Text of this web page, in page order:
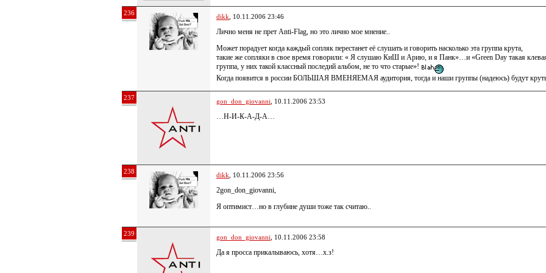
236 dikk , 10.11.2006 23:46
Лично меня не прет Anti-Flag, но это лично мое мнение..
Может порадует когда каждый сопляк перестанет её слушать и говорить насколько эта группа крута,
такие же сопляки в свое время говорили: « Я слушаю КиШ и Арию, и я Панк»…и «Green Day такая
группа, у них такой классный последий альбом, не то что старые»!
Когда появится в россии БОЛЬШАЯ ВМЕНЯЕМАЯ аудитория, тогда и наши группы (надеюсь) будут
237 gon_don_giovanni , 10.11.2006 23:53
…Н-И-К-А-Д-А…
238 dikk , 10.11.2006 23:56
2gon_don_giovanni,
Я оптимист…но в глубине души тоже так считаю..
239 gon_don_giovanni , 10.11.2006 23:58
Да я просса прикалываюсь, хотя…х.з!